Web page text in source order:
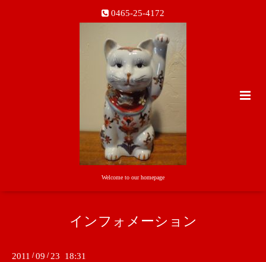
0465-25-4172
Welcome to our homepage
インフォメーション
2011 /09 / 23 18:31